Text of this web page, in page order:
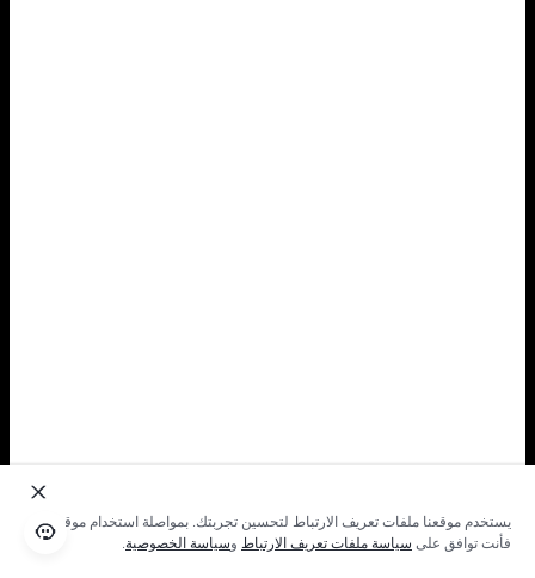
يستخدم موقعنا ملفات تعريف الارتباط لتحسين تجربتك. بمواصلة استخدام موقعنا؛
فأنت توافق على سياسة ملفات تعريف الارتباط وسياسة الخصوصية.